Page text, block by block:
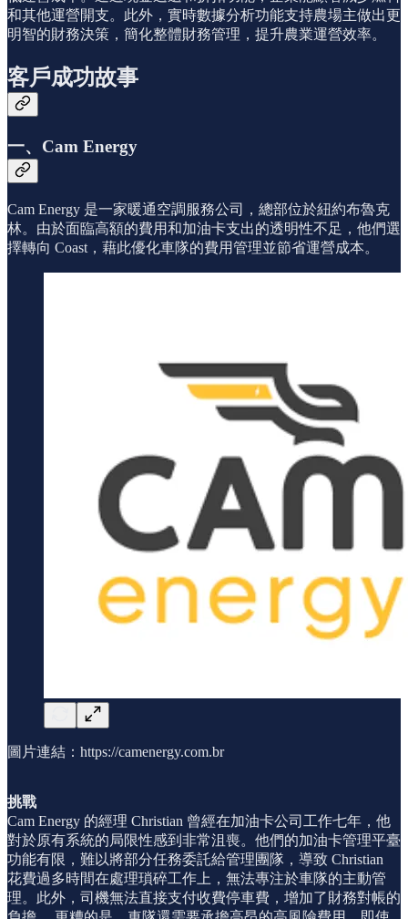
和其他運營開支。此外，實時數據分析功能支持農場主做出更
明智的財務決策，簡化整體財務管理，提升農業運營效率。
客戶成功故事
一、Cam Energy
Cam Energy 是一家暖通空調服務公司，總部位於紐約布魯克
林。由於面臨高額的費用和加油卡支出的透明性不足，他們選
擇轉向 Coast，藉此優化車隊的費用管理並節省運營成本。
圖片連結：https://camenergy.com.br
挑戰
Cam Energy 的經理 Christian 曾經在加油卡公司工作七年，他
對於原有系統的局限性感到非常沮喪。他們的加油卡管理平臺
功能有限，難以將部分任務委託給管理團隊，導致 Christian
花費過多時間在處理瑣碎工作上，無法專注於車隊的主動管
理。此外，司機無法直接支付收費停車費，增加了財務對帳的